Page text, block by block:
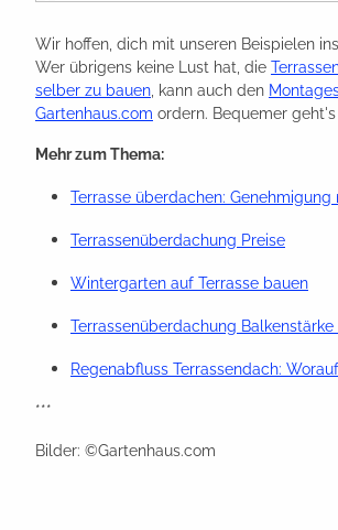
Wir hoffen, dich mit unseren Beispielen
Wer übrigens keine Lust hat, die
selber zu bauen , kann auch den
Gartenhaus.com ordern. Bequemer
Mehr zum Thema:
Terrasse überdachen: Genehmigung
Terrassenüberdachung Preise
Wintergarten auf Terrasse bauen
Terrassenüberdachung
Regenabfluss Terrassendach:
***
Bilder: ©Gartenhaus.com